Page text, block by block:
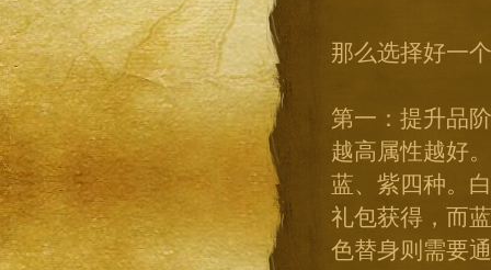
那么选择好一
第一：提升品
越高属性越好
蓝、紫四种。
礼包获得，而
色替身则需要